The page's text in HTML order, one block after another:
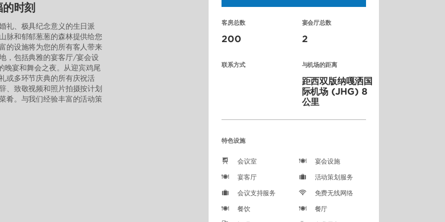
客房总数
200
联系方式
宴会厅总数
2
与机场的距离
距西双版纳嘎洒国
际机场 (JHG) 8
公里
特色设施
会议室 宴会设施
宴客厅 活动策划服务
会议支持服务 免费无线网络
餐饮 餐厅
时刻
礼、极具纪念意义的生日派
脉和郁郁葱葱的森林提供给您
的设施将为您的所有客人带来
，包括典雅的宴客厅/宴会设
宴和舞会之夜。从迎宾鸡尾
或多环节庆典的所有庆祝活
、致敬视频和照片拍摄按计划
肴。与我们经验丰富的活动策